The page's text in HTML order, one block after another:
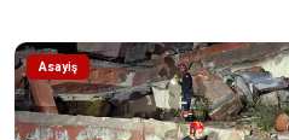
Asayiş